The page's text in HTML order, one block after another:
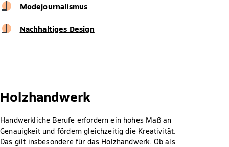
Modejournalismus
Nachhaltiges Design
Holzhandwerk
Handwerkliche Berufe erfordern ein hohes Maß an
Genauigkeit und fördern gleichzeitig die Kreativität.
Das gilt insbesondere für das Holzhandwerk. Ob als